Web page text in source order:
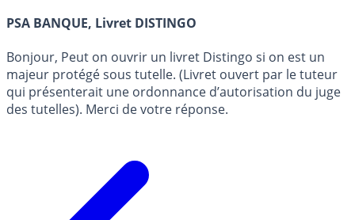
PSA BANQUE, Livret DISTINGO
Bonjour, Peut on ouvrir un livret Distingo si on est un
majeur protégé sous tutelle. (Livret ouvert par le tuteur
qui présenterait une ordonnance d’autorisation du juge
des tutelles). Merci de votre réponse.